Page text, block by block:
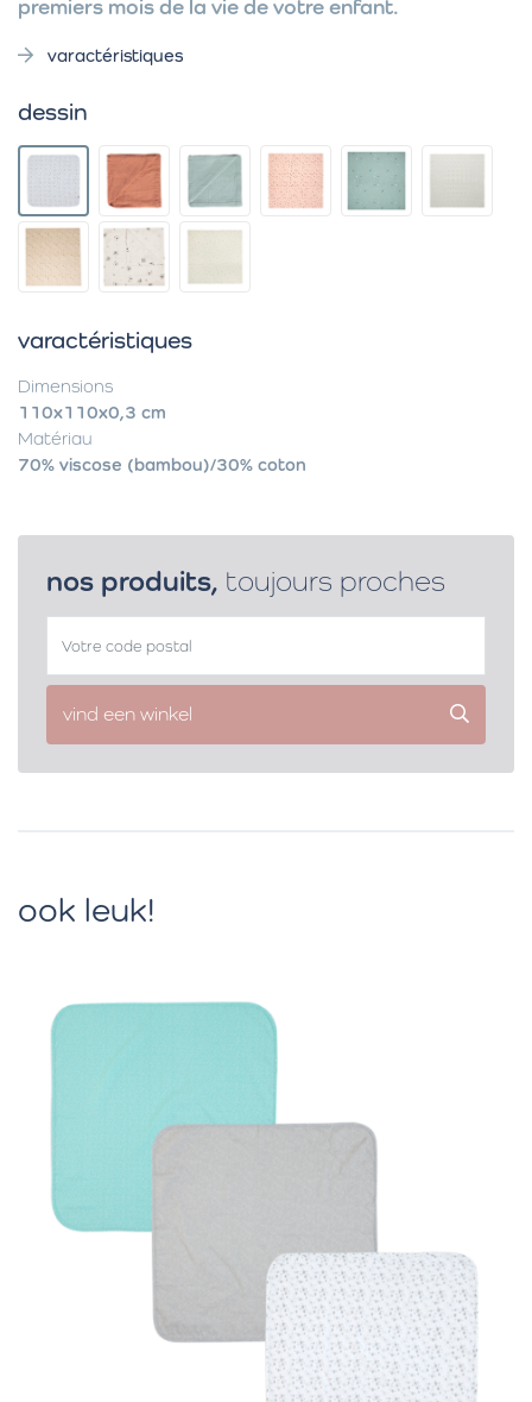
premiers mois de la vie de votre enfant.
varactéristiques
dessin
varactéristiques
Dimensions
110x110x0,3 cm
Matériau
70% viscose (bambou)/30% coton
nos produits, toujours proches
vind een winkel
ook leuk!